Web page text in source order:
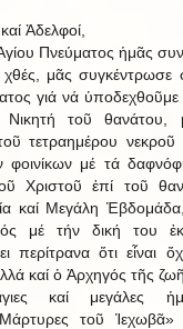
Ἀδελφοί,
Πνεύματος ἡμᾶς
μᾶς συγκέντρωσε
γιά νά ὑποδεχθοῦμε
τοῦ θανάτου,
τετραημέρου νεκροῦ
φοινίκων μέ τά
Χριστοῦ ἐπί τοῦ
καί Μεγάλη
μέ τήν δική του
περίτρανα ὅτι εἶναι
καί ὁ Ἀρχηγός τῆς
καί μεγάλες
τοῦ Ἱεχωβᾶ»